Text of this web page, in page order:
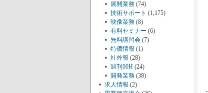
展開業務 (74)
技術サポート (1,175)
映像業務 (8)
有料セミナー (6)
無料講習会 (7)
特価情報 (1)
社外報 (28)
週刊00H (24)
開発業務 (38)
求人情報 (2)